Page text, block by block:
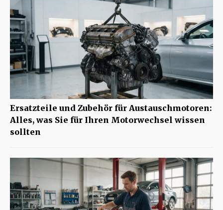
Ersatzteile und Zubehör für Austauschmotoren:
Alles, was Sie für Ihren Motorwechsel wissen
sollten